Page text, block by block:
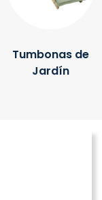
Tumbonas de
Jardín